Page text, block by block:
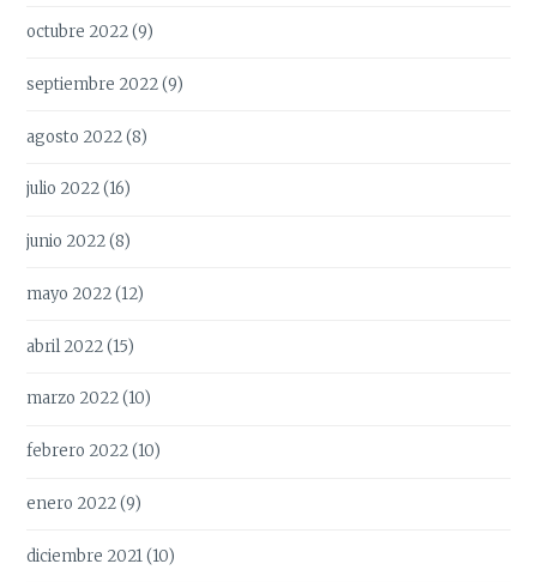
octubre 2022(9)
septiembre 2022(9)
agosto 2022(8)
julio 2022(16)
junio 2022(8)
mayo 2022(12)
abril 2022(15)
marzo 2022(10)
febrero 2022(10)
enero 2022(9)
diciembre 2021(10)